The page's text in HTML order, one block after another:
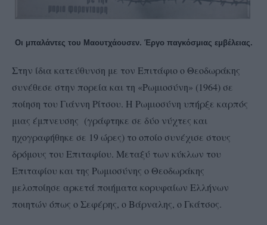
Οι μπαλάντες του Μαουτχάουσεν. Έργο παγκόσμιας εμβέλειας.
Στην ίδια κατεύθυνση με τον Επιτάφιο ο Θεοδωράκης
συνέθεσε στην πορεία και τη «Ρωμιοσύνη» (1964) σε
ποίηση του Γιάννη Ρίτσου. Η Ρωμιοσύνη υπήρξε καρπός
μιας έμπνευσης (γράφτηκε σε δύο νύχτες και
ηχογραφήθηκε σε 19 ώρες) το οποίο συνέχισε στους
δρόμους του Επιταφίου. Μεταξύ των κύκλων του
Επιταφίου και της Ρωμιοσύνης ο Θεοδωράκης
μελοποίησε αρκετά ποιήματα κορυφαίων Ελλήνων
ποιητών όπως ο Σεφέρης, ο Βάρναλης, ο Γκάτσος.